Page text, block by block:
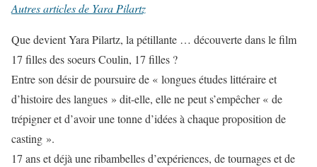
Autres articles de Yara Pilartz
Que devient Yara Pilartz, la pétillante … découverte dans le film
17 filles des soeurs Coulin, 17 filles ?
Entre son désir de poursuire de « longues études littéraire et
d’histoire des langues » dit-elle, elle ne peut s’empêcher « de
trépigner et d’avoir une tonne d’idées à chaque proposition de
casting ».
17 ans et déjà une ribambelles d’expériences, de tournages et de